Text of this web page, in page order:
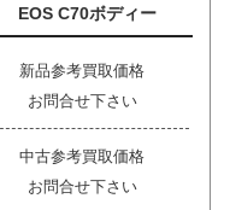
EOS C70ボディー
新品参考買取価格
お問合せ下さい
中古参考買取価格
お問合せ下さい